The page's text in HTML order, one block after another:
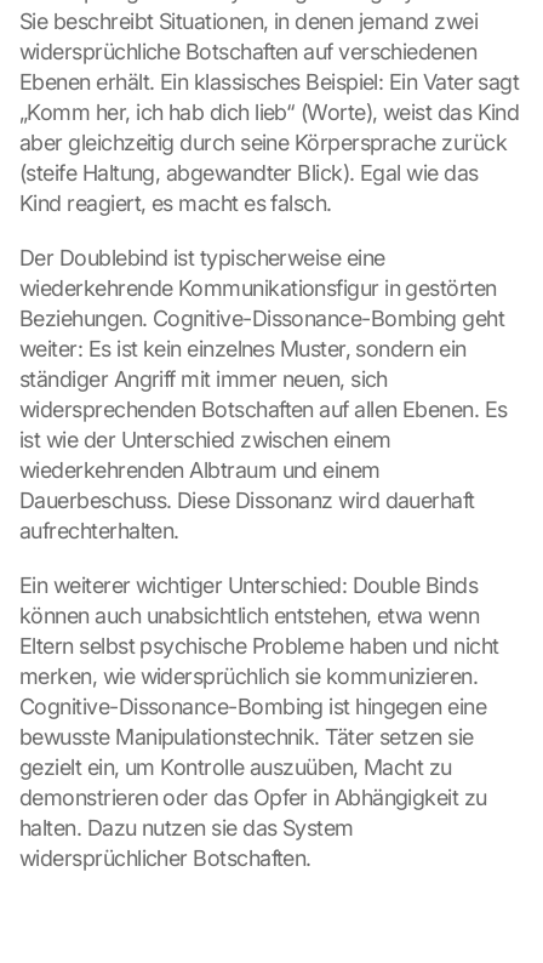
Sie beschreibt Situationen, in denen jemand zwei
widersprüchliche Botschaften auf verschiedenen
Ebenen erhält. Ein klassisches Beispiel: Ein Vater sagt
„Komm her, ich hab dich lieb“ (Worte), weist das Kind
aber gleichzeitig durch seine Körpersprache zurück
(steife Haltung, abgewandter Blick). Egal wie das
Kind reagiert, es macht es falsch.
Der Doublebind ist typischerweise eine
wiederkehrende Kommunikationsfigur in gestörten
Beziehungen. Cognitive-Dissonance-Bombing geht
weiter: Es ist kein einzelnes Muster, sondern ein
ständiger Angriff mit immer neuen, sich
widersprechenden Botschaften auf allen Ebenen. Es
ist wie der Unterschied zwischen einem
wiederkehrenden Albtraum und einem
Dauerbeschuss. Diese Dissonanz wird dauerhaft
aufrechterhalten.
Ein weiterer wichtiger Unterschied: Double Binds
können auch unabsichtlich entstehen, etwa wenn
Eltern selbst psychische Probleme haben und nicht
merken, wie widersprüchlich sie kommunizieren.
Cognitive-Dissonance-Bombing ist hingegen eine
bewusste Manipulationstechnik. Täter setzen sie
gezielt ein, um Kontrolle auszuüben, Macht zu
demonstrieren oder das Opfer in Abhängigkeit zu
halten. Dazu nutzen sie das System
widersprüchlicher Botschaften.